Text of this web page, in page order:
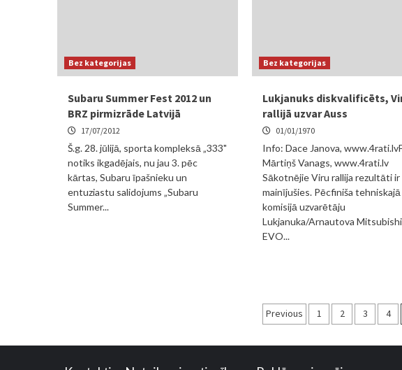
Bez kategorijas
Subaru Summer Fest 2012 un
BRZ pirmizrāde Latvijā
17/07/2012
Š.g. 28. jūlijā, sporta kompleksā „333"
notiks ikgadējais, nu jau 3. pēc
kārtas, Subaru īpašnieku un
entuziastu salidojums „Subaru
Summer...
Bez kategorijas
Lukjanuks diskvalificēts,
rallijā uzvar Auss
01/01/1970
Info: Dace Janova,
Mārtiņš Vanags, www.4rati.lv
Sākotnējie Viru rallija rezultāti ir
mainījušies. Pēcfiniša tehniskajā
komisijā uzvarētāju
Lukjanuka/Arnautova Mitsubishi
EVO...
Ziņu
Previous 1 2 3 4